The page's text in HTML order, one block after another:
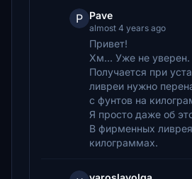
P Pave
almost 4 years ago
Привет!
Хм... Уже не уверен.
Получается при
ливреи нужно
с фунтов на
Я просто даже об
В фирменных
килограммах.